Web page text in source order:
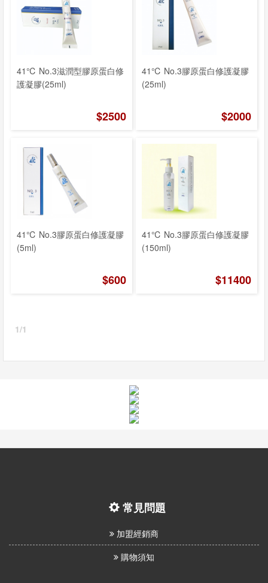
購
物
41℃ No.3滋潤型膠原蛋白修
護凝膠(25ml)
$2500
41℃ No.3膠原蛋白修護凝膠
(25ml)
$2000
41℃ No.3膠原蛋白修護凝膠
(5ml)
$600
41℃ No.3膠原蛋白修護凝膠
(150ml)
$11400
1/1
常見問題
加盟經銷商
購物須知